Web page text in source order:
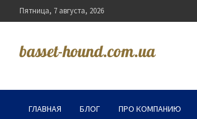
to
Пятница, 7 августа, 2026
basset-
ГЛАВНАЯ БЛОГ ПРО КОМПАНИЮ